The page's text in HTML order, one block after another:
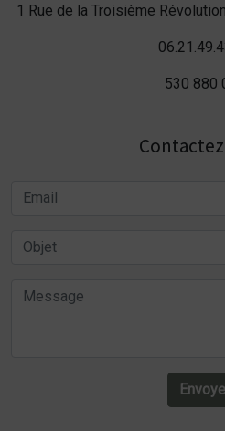
1 Rue de la Troisième
530 880